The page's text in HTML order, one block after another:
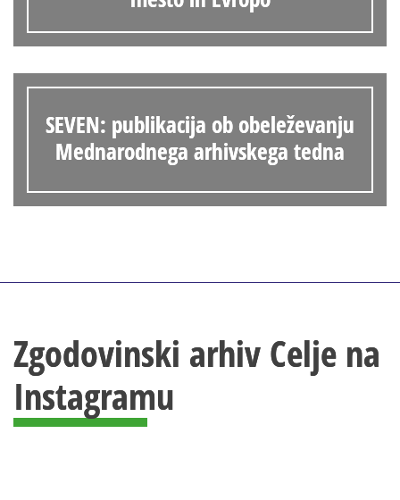
SEVEN: publikacija ob obeleževanju
Mednarodnega arhivskega tedna
Zgodovinski arhiv Celje na
Instagramu